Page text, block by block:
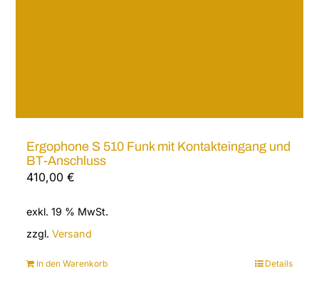
Ergophone S 510 Funk mit Kontakteingang und
BT-Anschluss
410,00€
exkl. 19 % MwSt.
zzgl.Versand
In den Warenkorb Details